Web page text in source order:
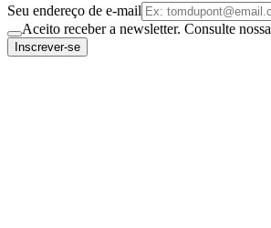
Seu endereço de e-mail
Aceito receber a newsletter. Consulte nossa
Inscrever-se